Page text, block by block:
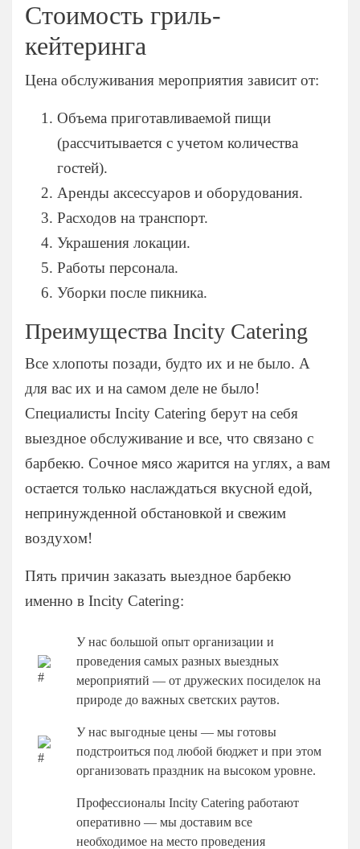
Стоимость гриль-
кейтеринга
Цена обслуживания мероприятия зависит от:
Объема приготавливаемой пищи
(рассчитывается с учетом количества
гостей).
Аренды аксессуаров и оборудования.
Расходов на транспорт.
Украшения локации.
Работы персонала.
Уборки после пикника.
Преимущества Incity Catering
Все хлопоты позади, будто их и не было. А
для вас их и на самом деле не было!
Специалисты Incity Catering берут на себя
выездное обслуживание и все, что связано с
барбекю. Сочное мясо жарится на углях, а вам
остается только наслаждаться вкусной едой,
непринужденной обстановкой и свежим
воздухом!
Пять причин заказать выездное барбекю
именно в Incity Catering:
У нас большой опыт организации и
проведения самых разных выездных
мероприятий — от дружеских посиделок на
природе до важных светских раутов.
У нас выгодные цены — мы готовы
подстроиться под любой бюджет и при этом
организовать праздник на высоком уровне.
Профессионалы Incity Catering работают
оперативно — мы доставим все
необходимое на место проведения